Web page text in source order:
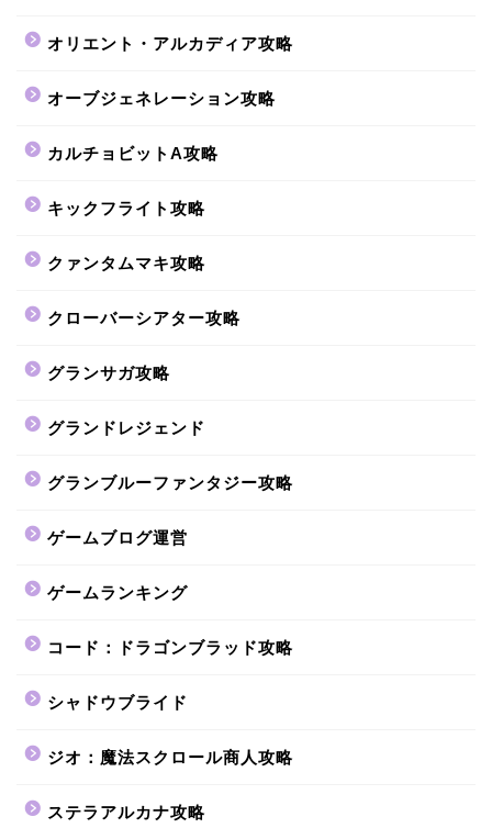
オリエント・アルカディア攻略
オーブジェネレーション攻略
カルチョビットA攻略
キックフライト攻略
クァンタムマキ攻略
クローバーシアター攻略
グランサガ攻略
グランドレジェンド
グランブルーファンタジー攻略
ゲームブログ運営
ゲームランキング
コード：ドラゴンブラッド攻略
シャドウブライド
ジオ：魔法スクロール商人攻略
ステラアルカナ攻略